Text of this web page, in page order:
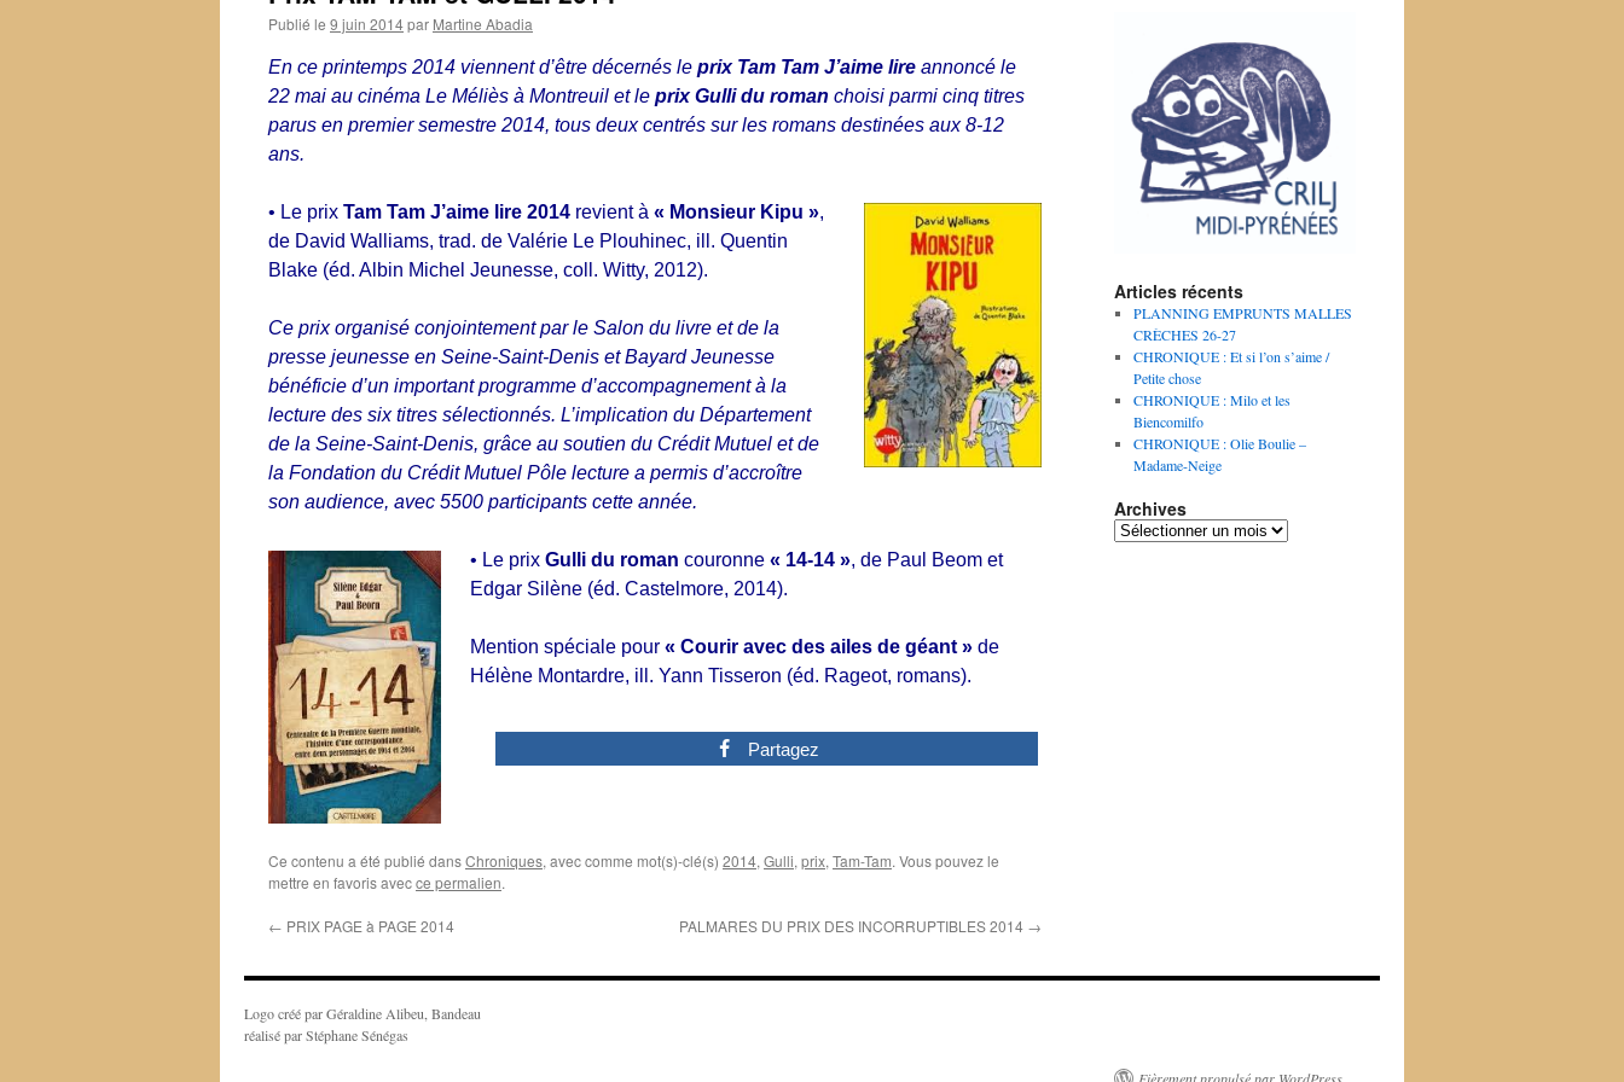
Publié le 9 juin 2014par Martine Abadia
En ce printemps 2014 viennent d’être décernés le prix Tam Tam J’aime lire annoncé le
22 mai au cinéma Le Méliès à Montreuil et le prix Gulli du roman choisi parmi cinq titres
parus en premier semestre 2014, tous deux centrés sur les romans destinées aux 8-12
ans.
• Le prix Tam Tam J’aime lire 2014 revient à « Monsieur Kipu »,
de David Walliams, trad. de Valérie Le Plouhinec, ill. Quentin
Blake (éd. Albin Michel Jeunesse, coll. Witty, 2012).
Ce prix organisé conjointement par le Salon du livre et de la
presse jeunesse en Seine-Saint-Denis et Bayard Jeunesse
bénéficie d’un important programme d’accompagnement à la
lecture des six titres sélectionnés. L’implication du Département
de la Seine-Saint-Denis, grâce au soutien du Crédit Mutuel et de
la Fondation du Crédit Mutuel Pôle lecture a permis d’accroître
son audience, avec 5500 participants cette année.
• Le prix Gulli du roman couronne « 14-14 », de Paul Beom et
Edgar Silène (éd. Castelmore, 2014).
Mention spéciale pour « Courir avec des ailes de géant » de
Hélène Montardre, ill. Yann Tisseron (éd. Rageot, romans).
Partagez
Ce contenu a été publié dansChroniques, avec comme mot(s)-clé(s) 2014, Gulli, prix, Tam-Tam. Vous pouvez le
mettre en favoris avecce permalien.
← PRIX PAGE à PAGE 2014 PALMARES DU PRIX DES INCORRUPTIBLES 2014 →
Articles récents
PLANNING EMPRUNTS MALLES
CRÈCHES 26-27
CHRONIQUE : Et si l’on s’aime /
Petite chose
CHRONIQUE : Milo et les
Biencomilfo
CHRONIQUE : Olie Boulie –
Madame-Neige
Archives
Archives
Logo créé par Géraldine Alibeu, Bandeau
réalisé par Stéphane Sénégas